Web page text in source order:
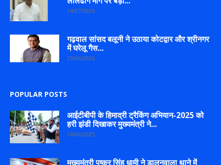
14/07/2026
गढ़वाल सांसद बलूनी ने उठाया कोटद्वार और श्रीनगर
में घरेलू गैस...
23/06/2026
POPULAR POSTS
आईटीबीपी के हिमाद्री ट्रैकिंग अभियान-2025 को
हरी झंडी दिखाकर मुख्यमंत्री ने...
14/06/2025
मुख्यमंत्री पुष्कर सिंह धामी ने डालनवाला थाने में